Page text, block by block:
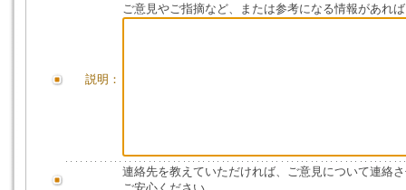
説明：
ご意見やご指摘など、または参考になる情報があれ
連絡先を教えていただければ、ご意見について連絡